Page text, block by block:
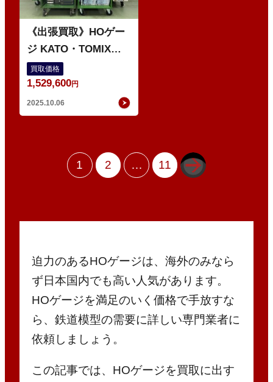
《出張買取》HOゲー
ジ KATO・TOMIX・
マイクロエース など
の鉄道模型 多数
買取価格
1,529,600円
2025.10.06
1 2 … 11
迫力のあるHOゲージは、海外のみなら
ず日本国内でも高い人気があります。
HOゲージを満足のいく価格で手放すな
ら、鉄道模型の需要に詳しい専門業者に
依頼しましょう。
この記事では、HOゲージを買取に出す